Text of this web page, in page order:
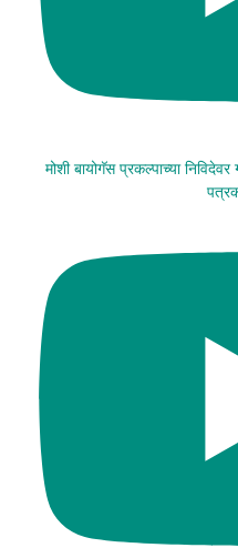
मोशी बायोगॅस प्रकल्पाच्या